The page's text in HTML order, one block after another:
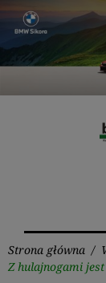
Przejdź
treści
Strona główna /
Z hulajnogami